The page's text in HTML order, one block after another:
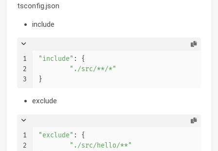
tsconfig.json
include
1
2
3
"include" : {
"./src/**/*"
}
exclude
1
2
"exclude" : {
"./src/hello/**"